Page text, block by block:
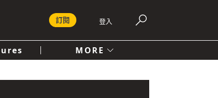
登入
訂閱
MORE